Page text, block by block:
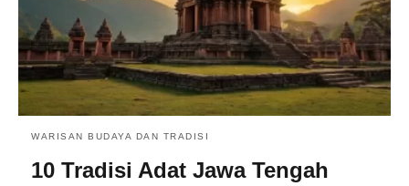
WARISAN BUDAYA DAN TRADISI
10 Tradisi Adat Jawa Tengah